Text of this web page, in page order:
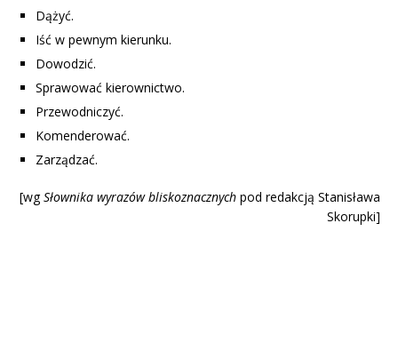
Dążyć.
Iść w pewnym kierunku.
Dowodzić.
Sprawować kierownictwo.
Przewodniczyć.
Komenderować.
Zarządzać.
[wgSłownika wyrazów bliskoznacznych pod redakcją Stanisława
Skorupki]